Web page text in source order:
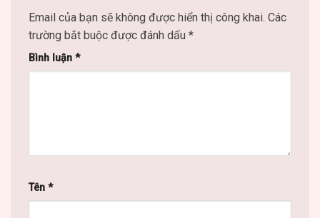
Email của bạn sẽ không được hiển thị công khai. Các
trường bắt buộc được đánh dấu *
Bình luận *
Tên *